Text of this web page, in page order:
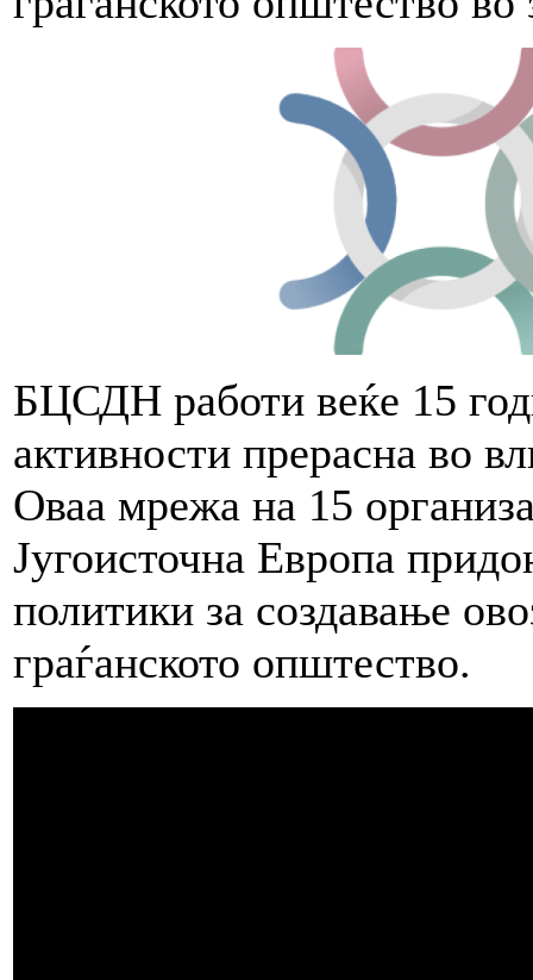
БЦСДН работи веќе 15
активности прерасна во
Оваа мрежа на 15
Југоисточна Европа
политики за создавање
граѓанското општество.